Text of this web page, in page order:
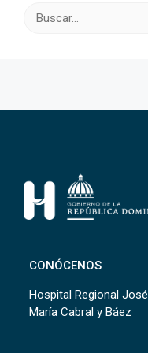
CONÓCENOS
Hospital Regional José
María Cabral y Báez